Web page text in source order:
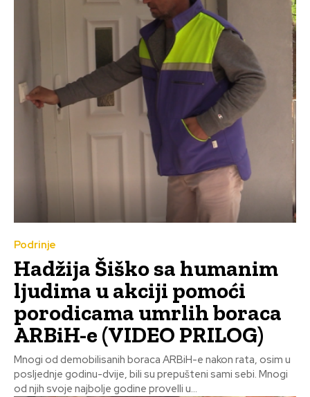
Podrinje
Hadžija Šiško sa humanim
ljudima u akciji pomoći
porodicama umrlih boraca
ARBiH-e (VIDEO PRILOG)
Mnogi od demobilisanih boraca ARBiH-e nakon rata, osim u
posljednje godinu-dvije, bili su prepušteni sami sebi. Mnogi
od njih svoje najbolje godine provelli u...